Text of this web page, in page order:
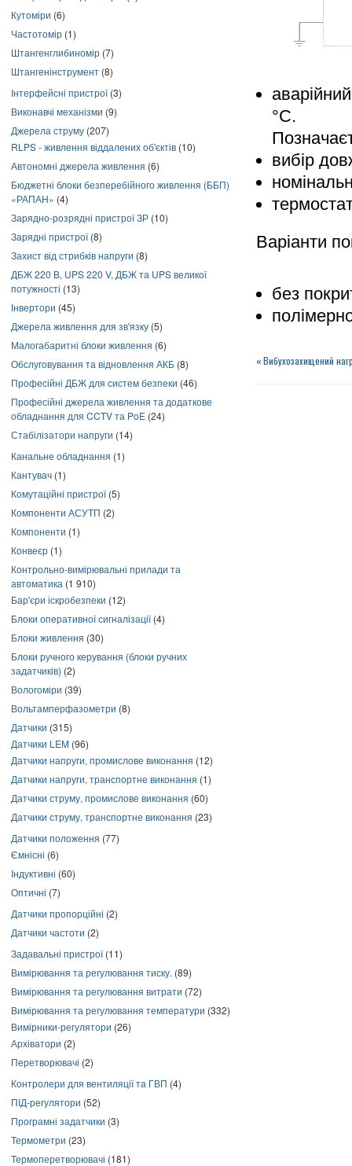
Кутоміри (6)
Частотомір (1)
Штангенглибиномір (7)
Штангенінструмент (8)
Інтерфейсні пристрої(3)
Виконавчі механізми (9)
Джерела струму (207)
RLPS - живлення віддалених об'єктів (10)
Автономні джерела живлення (6)
Бюджетні блоки безперебійного живлення (ББП)
«РАПАН» (4)
Зарядно-розрядні пристрої ЗР (10)
Зарядні пристрої(8)
Захист від стрибків напруги (8)
ДБЖ 220 В, UPS 220 V, ДБЖ та UPS великої
потужності (13)
Інвертори (45)
Джерела живлення для зв'язку (5)
Малогабаритні блоки живлення (6)
Обслуговування та відновлення АКБ (8)
Професійні ДБЖ для систем безпеки (46)
Професійні джерела живлення та додаткове
обладнання для CCTV та PoE (24)
Стабілізатори напруги (14)
Канальне обладнання (1)
Кантувач (1)
Комутаційні пристрої(5)
Компоненти АСУТП (2)
Компоненти (1)
Конвеєр (1)
Контрольно-вимірювальні прилади та
автоматика (1 910)
Бар'єри іскробезпеки (12)
Блоки оперативної сигналізації(4)
Блоки живлення (30)
Блоки ручного керування (блоки ручних
задатчиків) (2)
Вологоміри (39)
Вольтамперфазометри (8)
Датчики (315)
Датчики LEM (96)
Датчики напруги, промислове виконання (12)
Датчики напруги, транспортне виконання (1)
Датчики струму, промислове виконання (60)
Датчики струму, транспортне виконання (23)
Датчики положення (77)
Ємнісні (6)
Індуктивні (60)
Оптичні (7)
Датчики пропорційні (2)
Датчики частоти (2)
Задавальні пристрої(11)
Вимірювання та регулювання тиску. (89)
Вимірювання та регулювання витрати (72)
Вимірювання та регулювання температури (332)
Вимірники-регулятори (26)
Архіватори (2)
Перетворювачі (2)
Контролери для вентиляції та ГВП (4)
ПІД-регулятори (52)
Програмні задатчики (3)
Термометри (23)
Термоперетворювачі (181)
°C.
вибір
Варіанти
без
«Вибухозахищений